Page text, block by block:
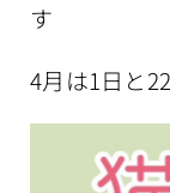
す
4月は1日と